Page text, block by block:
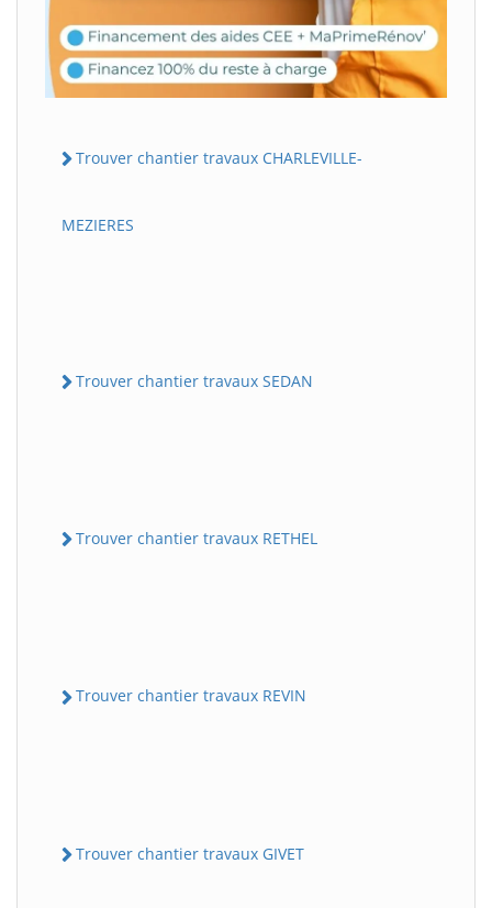
Trouver chantier travaux CHARLEVILLE-
MEZIERES
Trouver chantier travaux SEDAN
Trouver chantier travaux RETHEL
Trouver chantier travaux REVIN
Trouver chantier travaux GIVET